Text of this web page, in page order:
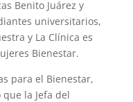
Benito Juárez y
universitarios,
y La Clínica es
Bienestar.
para el Bienestar,
la Jefa del